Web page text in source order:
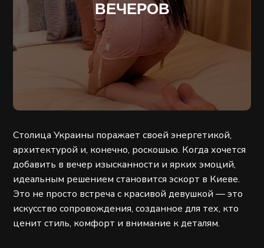
ВЕЧЕРОВ
Столица Украины поражает своей энергетикой,
архитектурой и, конечно, роскошью. Когда хочется
добавить в вечер изысканности и ярких эмоций,
идеальным решением становится эскорт в Киеве.
Это не просто встреча с красивой девушкой — это
искусство сопровождения, созданное для тех, кто
ценит стиль, комфорт и внимание к деталям.